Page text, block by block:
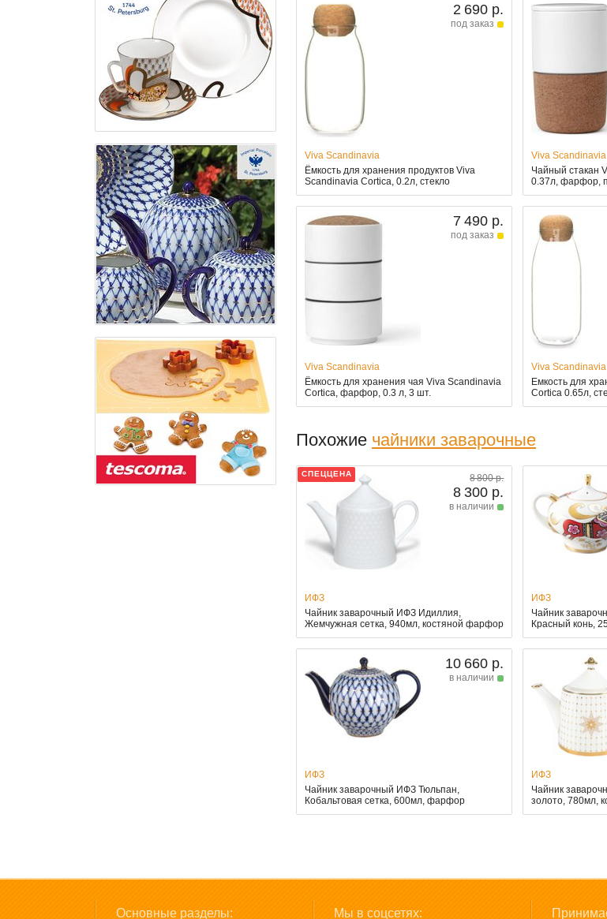
2 690 р.
под заказ
Viva Scandinavia
Ёмкость для хранения продуктов Viva
Scandinavia Cortica, 0.2л, стекло
Viva Scandinavia
Чайный стакан
0.37л, фарфор,
7 490 р.
под заказ
Viva Scandinavia
Ёмкость для хранения чая Viva Scandinavia
Cortica, фарфор, 0.3 л, 3 шт.
Viva Scandinavia
Емкость для
Cortica 0.65л,
Похожие чайники заварочные
СПЕЦЦЕНА 8 800 р.
8 300 р.
в наличии
ИФЗ
Чайник заварочный ИФЗ Идиллия,
Жемчужная сетка, 940мл, костяной фарфор
ИФЗ
Чайник
Красный конь,
10 660 р.
в наличии
ИФЗ
Чайник заварочный ИФЗ Тюльпан,
Кобальтовая сетка, 600мл, фарфор
ИФЗ
Чайник
золото, 780мл,
Основные разделы: Мы в соцсетях: